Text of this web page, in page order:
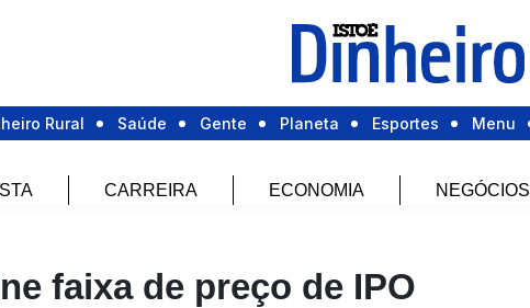
Rural Saúde Gente Planeta Esportes Menu
CARREIRA ECONOMIA NEGÓCIOS
faixa de preço de IPO